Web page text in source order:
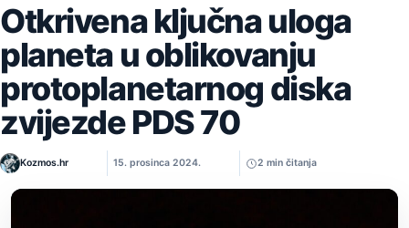
Otkrivena ključna uloga
planeta u oblikovanju
protoplanetarnog diska
zvijezde PDS 70
Kozmos.hr 15. prosinca 2024. 2 min čitanja